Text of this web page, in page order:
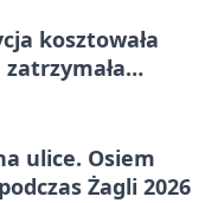
kosztowała
zatrzymała
ulice. Osiem
Żagli 2026